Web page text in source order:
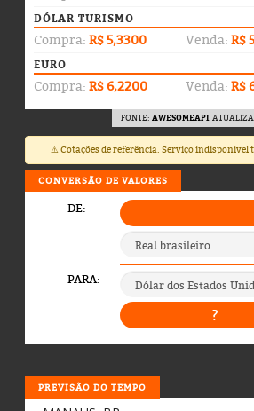
DÓLAR TURISMO
Compra: R$ 5,3300 Venda: R$
EURO
Compra: R$ 6,2200 Venda: R$
FONTE: AWESOMEAPI.
⚠️ Cotações de referência. Serviço indisponível
CONVERSÃO DE VALORES
PREVISÃO DO TEMPO